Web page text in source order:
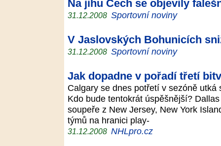
Na jihu Čech se objevily
31.12.2008 Sportovní noviny
V Jaslovských Bohunicích
31.12.2008 Sportovní noviny
Jak dopadne v pořadí třetí
Calgary se dnes potřetí v sezóně
Kdo bude tentokrát úspěšnější?
soupeře z New Jersey, New York
týmů na hranici play-
31.12.2008 NHLpro.cz